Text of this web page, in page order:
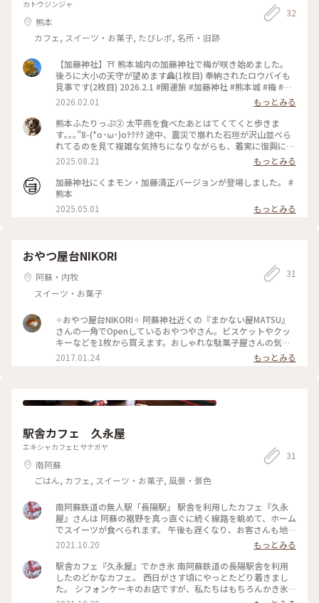
カトウジンジャ
熊本
カフェ, スイーツ・お菓子, たびレポ, 名所・旧跡
32
【加藤神社】⛩️ 熊本城内の加藤神社で梅が咲き始めました。
後ろに大小の天守が望めます🏯(1枚目) 奉納されたロウバイも
見事です(2枚目) 2026.2.1 #開運旅 #加藤神社 #熊本城 #梅 #ロ
ウバイ #熊本県 #熊本市
2026.02.01
もっとみる
熊本ふたりっぷ② 太平燕を食べたあとはてくてくと歩きま
す｡｡｡"8-(*o･ω･)oﾃｸﾃｸ 途中、震災で崩れた石垣が沢山並べら
れてるのを見て複雑な気持ちになりながらも、着実に復興に向
かってる様子に心を打たれました😌 道中、加藤清正公が祀ら
れてる加藤神社で参拝(๑ｰㅅｰ๑) こちらではどうやら小鳥さんも
参拝できる模様⛩ 大きな幹に可愛らしい鳥居がちょこん🕊‎‪🦜‬
社務所の前には勇ましい鎧兜のくまモンもいて、なんだかカッ
れてたあの場所に向かいます🏯 #熊本 #加藤神社復興途中#く
2025.08.21
もっとみる
加藤神社にくまモン・加藤清正バージョンが登場しました。 #
熊本
2025.05.01
もっとみる
おやつ屋台NIKORI
阿蘇・内牧
スイーツ・お菓子
31
✧おやつ屋台NIKORI✧ 阿蘇神社近くの『まかない屋MATSU』
さんの一角でOpenしているおやつやさん。ビスケットやクッ
キーなどを1枚から買えます。おしゃれな駄菓子屋さんの気分
です♡ #おやつ屋台NIKORI #熊本 #熊本カフェ #阿蘇 #阿蘇カ
フェ #cafe #おやつ #おやつ屋さん #お菓子屋さん
2017.01.24 もっとみる
駅舎カフェ 久永屋
エキシャカフェヒサナガヤ
南阿蘇
ごはん, カフェ, スイーツ・お菓子, 風景・景色
31
南阿蘇鉄道の無人駅「長陽駅」 駅舎を利用したカフェ『久永
屋』さんは 阿蘇の裾野を真っ直ぐに続く線路を眺めて、ホーム
でスイーツが食べられます。 午後も遅くなり、お客さんも地元
の方が１組ほど 南阿蘇のかき氷を、自然の中でのんびりいた
だきました。 南阿蘇にはカフェやスイーツのお店がたくさん
あり、のんびりスイーツ巡りができたら幸せですね♡ 観光で
くるとなかなかそうはいきません。 南阿蘇鉄道はトロッコ列
車が走りますが、地震被害でこの長陽駅を挟んだ立野から中松
間はまだ復旧されていません。 早くこののどかな駅にトロッ
2021.10.20
もっとみる
駅舎カフェ『久永屋』でかき氷 南阿蘇鉄道の長陽駅舎を利用
したのどかなカフェ。 西日がさす頃にやっとたどり着きまし
た。 シフォンケーキのお店ですが、私たちはもちろんかき氷
をいただきました。 「いちごの御曹司🍓」 「柑橘駅長🍊」 ネ